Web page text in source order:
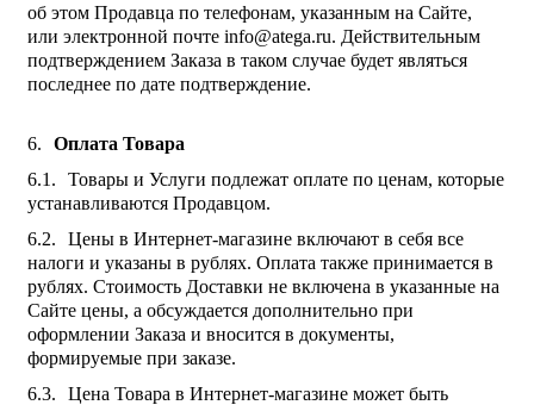
об этом Продавца по телефонам, указанным на Сайте,
или электронной почте info@atega.ru. Действительным
подтверждением Заказа в таком случае будет являться
последнее по дате подтверждение.
Оплата Товара
Товары и Услуги подлежат оплате по ценам, которые
устанавливаются Продавцом.
Цены в Интернет-магазине включают в себя все
налоги и указаны в рублях. Оплата также принимается в
рублях. Стоимость Доставки не включена в указанные на
Сайте цены, а обсуждается дополнительно при
оформлении Заказа и вносится в документы,
формируемые при заказе.
Цена Товара в Интернет-магазине может быть